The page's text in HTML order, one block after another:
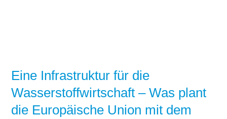
Eine Infrastruktur für die
Wasserstoffwirtschaft – Was plant
die Europäische Union mit dem